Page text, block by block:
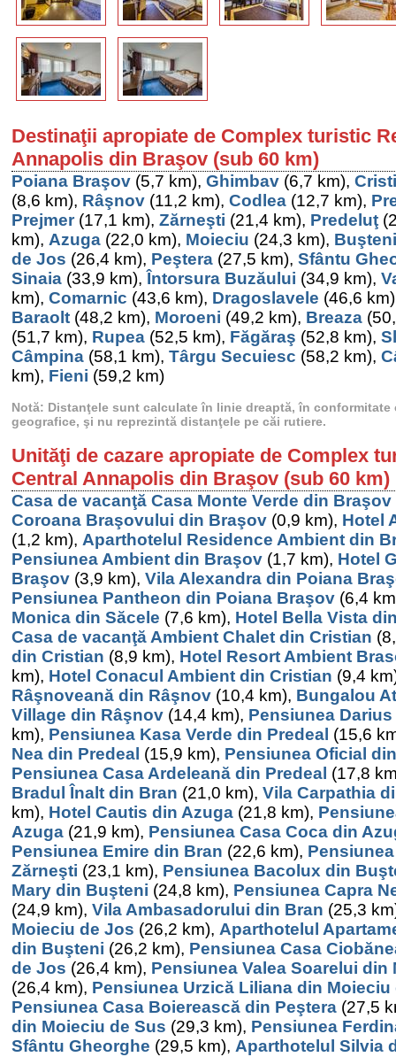
Destinaţii apropiate de Complex turistic
Annapolis din Braşov (sub 60 km)
Poiana Braşov (5,7 km), Ghimbav (6,7 km),
(8,6 km), Râşnov (11,2 km), Codlea (12,7 km),
Prejmer(17,1 km), Zărneşti (21,4 km), Predeluţ
km), Azuga (22,0 km), Moieciu (24,3 km), Buşteni
de Jos (26,4 km), Peştera (27,5 km), Sfântu
Sinaia (33,9 km),Întorsura Buzăului (34,9 km),
km), Comarnic (43,6 km), Dragoslavele (46,6
Baraolt (48,2 km), Moroeni (49,2 km), Breaza
(51,7 km), Rupea (52,5 km), Făgăraş (52,8 km),
Câmpina (58,1 km), Târgu Secuiesc (58,2 km),
km), Fieni (59,2 km)
Notă: Distanţele sunt calculate în linie dreaptă, în conformitate
geografice, şi nu reprezintă distanţele pe căi rutiere.
Unităţi de cazare apropiate de Complex
Central Annapolis din Braşov (sub 60 km)
Casa de vacanţă Casa Monte Verde din Braşov
Coroana Braşovului din Braşov (0,9 km), Hotel
(1,2 km), Aparthotelul Residence Ambient din
Pensiunea Ambient din Braşov (1,7 km), Hotel
Braşov (3,9 km), Vila Alexandra din Poiana
Pensiunea Pantheon din Poiana Braşov (6,4
Monica din Săcele (7,6 km), Hotel Bella Vista
Casa de vacanţă Ambient Chalet din Cristian
din Cristian (8,9 km), Hotel Resort Ambient
km), Hotel Conacul Ambient din Cristian (9,4
Râşnoveană din Râşnov (10,4 km), Bungalou
Village din Râşnov (14,4 km), Pensiunea
km), Pensiunea Kasa Verde din Predeal (15,6
Nea din Predeal (15,9 km), Pensiunea Oficial
Pensiunea Casa Ardeleană din Predeal (17,8
Bradul Înalt din Bran (21,0 km), Vila Carpathia
km), Hotel Cautis din Azuga (21,8 km),
Azuga (21,9 km), Pensiunea Casa Coca din
Pensiunea Emire din Bran (22,6 km),
Zărneşti (23,1 km), Pensiunea Bacolux din
Mary din Buşteni (24,8 km), Pensiunea Capra
(24,9 km), Vila Ambasadorului din Bran (25,3
Moieciu de Jos (26,2 km), Aparthotelul
din Buşteni (26,2 km), Pensiunea Casa
de Jos (26,4 km), Pensiunea Valea Soarelui din
(26,4 km), Pensiunea Urzică Liliana din Moieciu
Pensiunea Casa Boierească din Peştera (27,5
din Moieciu de Sus (29,3 km), Pensiunea
Sfântu Gheorghe (29,5 km), Aparthotelul Silvia